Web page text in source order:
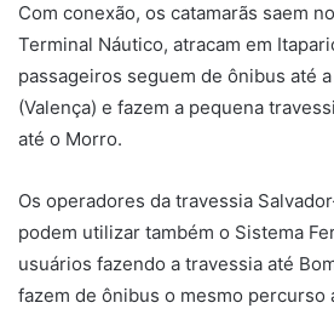
Com conexão, os catamarãs saem
Terminal Náutico, atracam em
passageiros seguem de ônibus até
(Valença) e fazem a pequena
até o Morro.
Os operadores da travessia
podem utilizar também o Sistema
usuários fazendo a travessia até
fazem de ônibus o mesmo percurso